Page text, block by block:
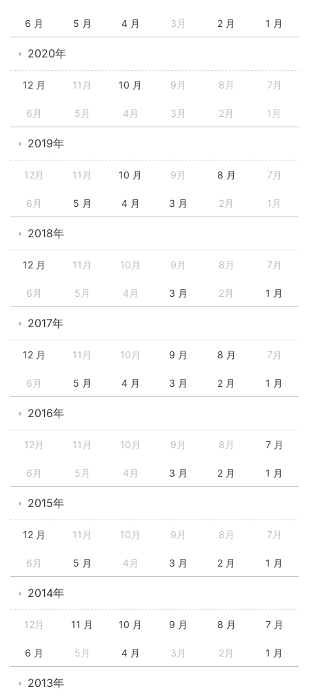
6 月 5 月 4 月 3月 2 月 1 月
2020年
12 月 11月 10 月 9月 8月 7月
6月 5月 4月 3月 2月 1月
2019年
12月 11月 10 月 9月 8 月 7月
6月 5 月 4 月 3 月 2月 1月
2018年
12 月 11月 10月 9月 8月 7月
6月 5月 4月 3 月 2月 1 月
2017年
12 月 11月 10月 9 月 8 月 7月
6月 5 月 4 月 3 月 2 月 1 月
2016年
12月 11月 10月 9月 8月 7 月
6月 5月 4月 3 月 2 月 1 月
2015年
12 月 11月 10月 9月 8月 7月
6月 5 月 4月 3 月 2 月 1 月
2014年
12月 11 月 10 月 9 月 8 月 7 月
6 月 5月 4 月 3月 2月 1 月
2013年